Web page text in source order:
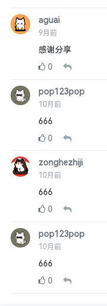
aguai
9月前
感谢分享
0
pop123pop
10月前
666
0
zonghezhiji
10月前
666
0
pop123pop
10月前
666
0